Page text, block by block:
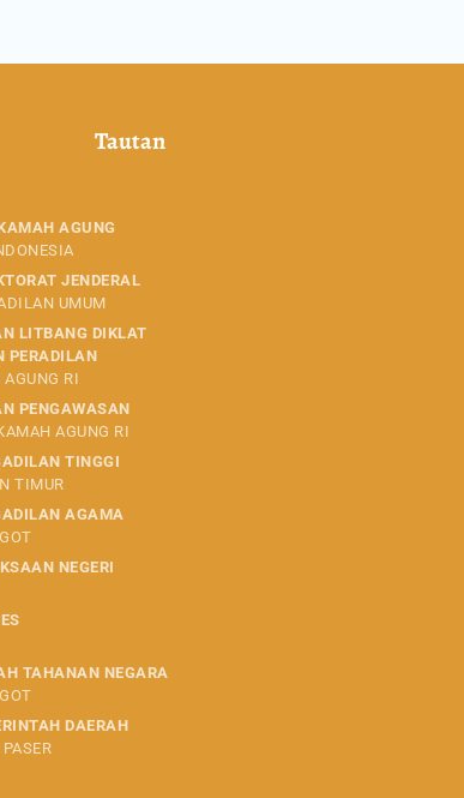
Tautan
AGUNG
JENDERAL
UMUM
LITBANG DIKLAT
PERADILAN
RI
PENGAWASAN
AGUNG RI
TINGGI
TIMUR
AGAMA
NEGERI
TAHANAN NEGARA
DAERAH